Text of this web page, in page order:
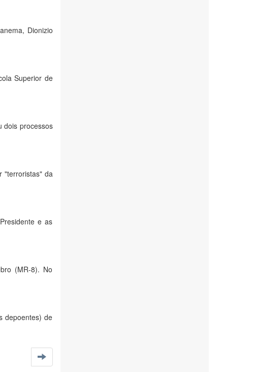
Dionizio
Superior de
dois processos
"terroristas" da
e as
(MR-8). No
depoentes) de